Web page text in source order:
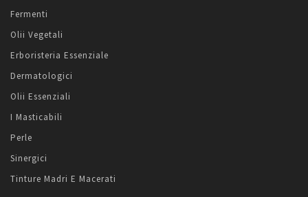
Fermenti
Olii Vegetali
Erboristeria Essenziale
Dermatologici
Olii Essenziali
I Masticabili
Perle
Sinergici
Tinture Madri E Macerati